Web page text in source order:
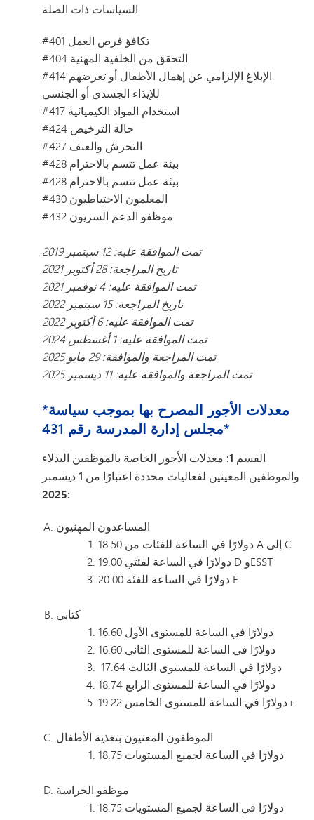
السياسات ذات الصلة:
#401 تكافؤ فرص العمل
#404 التحقق من الخلفية المهنية
#414 الإبلاغ الإلزامي عن إهمال الأطفال أو تعرضهم
للإيذاء الجسدي أو الجنسي
#417 استخدام المواد الكيميائية
#424 حالة الترخيص
#427 التحرش والعنف
#428 بيئة عمل تتسم بالاحترام
#428 بيئة عمل تتسم بالاحترام
#430 المعلمون الاحتياطيون
#432 موظفو الدعم السريون
تمت الموافقة عليه: 12 سبتمبر 2019
تاريخ المراجعة: 28 أكتوبر 2021
تمت الموافقة عليه: 4 نوفمبر 2021
تاريخ المراجعة: 15 سبتمبر 2022
تمت الموافقة عليه: 6 أكتوبر 2022
تمت الموافقة عليه: 1 أغسطس 2024
تمت المراجعة والموافقة: 29 مايو 2025
تمت المراجعة والموافقة عليه: 11 ديسمبر 2025
*معدلات الأجور المصرح بها بموجب سياسة
مجلس إدارة المدرسة رقم 431*
القسم 1: معدلات الأجور الخاصة بالموظفين البدلاء
والموظفين المعينين لفعاليات محددة اعتبارًا من 1 ديسمبر
2025:
المساعدون المهنيون
18.50 دولارًا في الساعة للفئات من A إلى C
19.00 دولارًا في الساعة لفئتي D وESST
20.00 دولارًا في الساعة للفئة E
كتابي
16.60 دولارًا في الساعة للمستوى الأول
16.60 دولارًا في الساعة للمستوى الثاني
17.64 دولارًا في الساعة للمستوى الثالث
18.74 دولارًا في الساعة للمستوى الرابع
19.22 دولارًا في الساعة للمستوى الخامس+
الموظفون المعنيون بتغذية الأطفال
18.75 دولارًا في الساعة لجميع المستويات
موظفو الحراسة
18.75 دولارًا في الساعة لجميع المستويات